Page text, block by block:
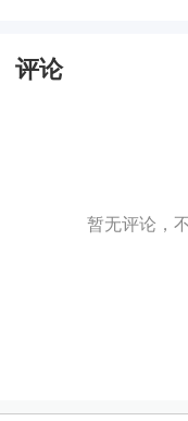
评论
暂无评论，